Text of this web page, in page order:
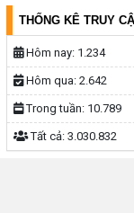
THỐNG KÊ TRUY
Hôm nay: 1.234
Hôm qua: 2.642
Trong tuần: 10.789
Tất cả: 3.030.832